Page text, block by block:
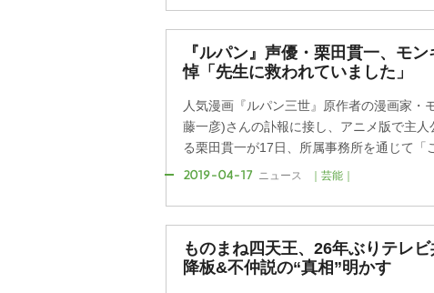
『ルパン』声優・栗田貫一、モ
悼「先生に救われていました」
人気漫画『ルパン三世』原作者の漫画家・
藤一彦)さんの訃報に接し、アニメ版で主
る栗田貫一が17日、所属事務所を通じて「
2019-04-17 ニュース ｜芸能｜
ものまね四天王、26年ぶりテレ
降板&不仲説の“真相”明かす